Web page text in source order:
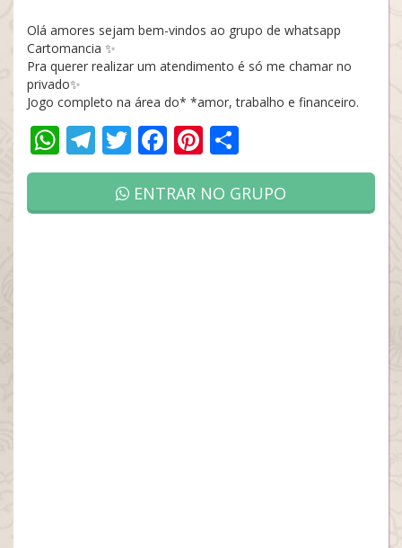
Olá amores sejam bem-vindos ao grupo de whatsapp
Cartomancia ✨
Pra querer realizar um atendimento é só me chamar no
privado✨
Jogo completo na área do* *amor, trabalho e financeiro.
WhatsApp
Telegram
Twitter
Facebook
Pinterest
ENTRAR NO GRUPO